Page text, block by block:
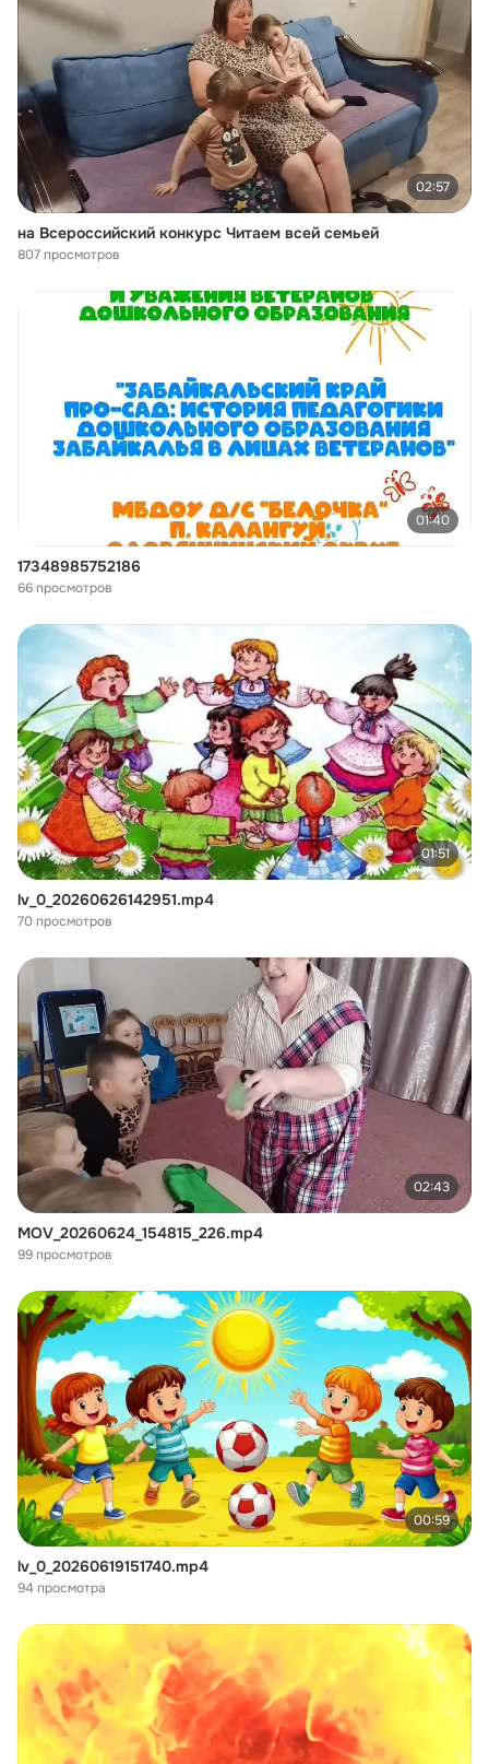
02:57
на Всероссийский конкурс Читаем всей семьей
807 просмотров
01:40
17348985752186
66 просмотров
01:51
lv_0_20260626142951.mp4
70 просмотров
02:43
MOV_20260624_154815_226.mp4
99 просмотров
00:59
lv_0_20260619151740.mp4
94 просмотра